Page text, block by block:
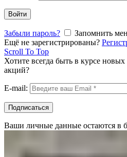
Войти
Забыли пароль?
Запомнить
Ещё не зарегистрированы?
Scroll To Top
Хотите всегда быть в курсе
акций?
E-mail:
Ваши личные данные остаются в